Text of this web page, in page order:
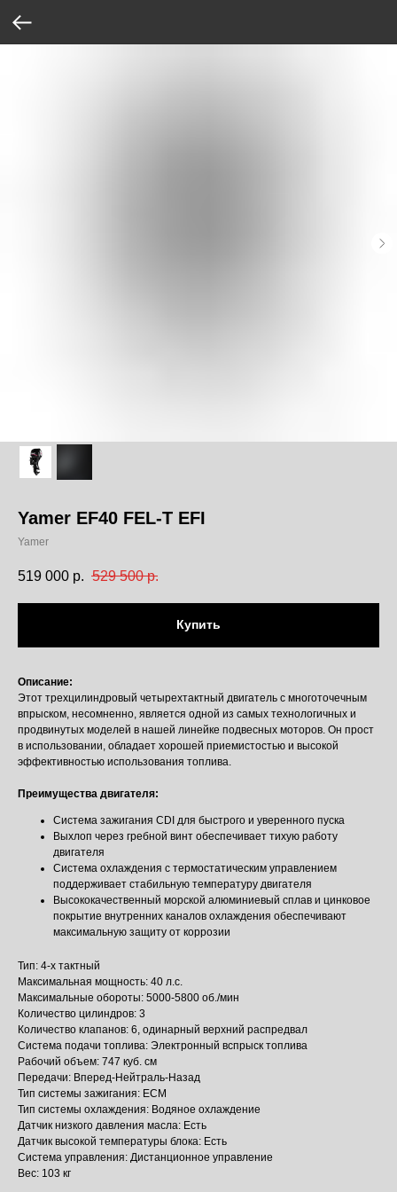
Yamer EF40 FEL-T EFI
Yamer
519 000 р. 529 500 р.
Купить
Описание:
Этот трехцилиндровый четырехтактный двигатель с многоточечным
впрыском, несомненно, является одной из самых технологичных и
продвинутых моделей в нашей линейке подвесных моторов. Он прост
в использовании, обладает хорошей приемистостью и высокой
эффективностью использования топлива.
Преимущества двигателя:
Система зажигания CDI для быстрого и уверенного пуска
Выхлоп через гребной винт обеспечивает тихую работу
двигателя
Система охлаждения с термостатическим управлением
поддерживает стабильную температуру двигателя
Высококачественный морской алюминиевый сплав и цинковое
покрытие внутренних каналов охлаждения обеспечивают
максимальную защиту от коррозии
Тип: 4-х тактный
Максимальная мощность: 40 л.с.
Максимальные обороты: 5000-5800 об./мин
Количество цилиндров: 3
Количество клапанов: 6, одинарный верхний распредвал
Система подачи топлива: Электронный вспрыск топлива
Рабочий объем: 747 куб. см
Передачи: Вперед-Нейтраль-Назад
Тип системы зажигания: ECM
Тип системы охлаждения: Водяное охлаждение
Датчик низкого давления масла: Есть
Датчик высокой температуры блока: Есть
Система управления: Дистанционное управление
Вес: 103 кг